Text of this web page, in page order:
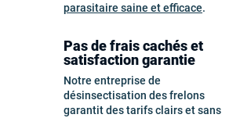
parasitaire saine et efficace.
Pas de frais cachés et
satisfaction garantie
Notre entreprise de
désinsectisation des frelons
garantit des tarifs clairs et sans